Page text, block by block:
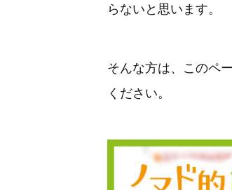
らないと思います。
そんな方は、このペ
ください。